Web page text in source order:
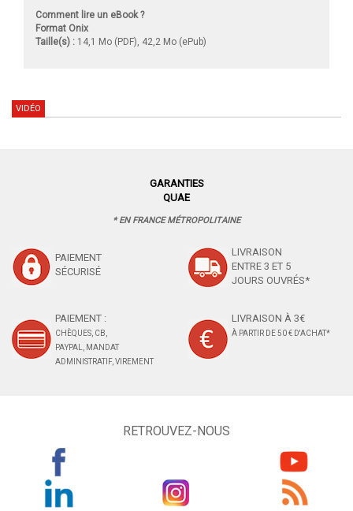
Comment lire un eBook ?
Format Onix
Taille(s) : 14,1 Mo (PDF), 42,2 Mo (ePub)
VIDÉO
GARANTIES
QUAE
* EN FRANCE MÉTROPOLITAINE
PAIEMENT
SÉCURISÉ
LIVRAISON
ENTRE 3 ET 5
JOURS OUVRÉS*
PAIEMENT :
CHÈQUES, CB,
PAYPAL, MANDAT
ADMINISTRATIF, VIREMENT
LIVRAISON À 3€
À PARTIR DE 50 € D'ACHAT*
RETROUVEZ-NOUS